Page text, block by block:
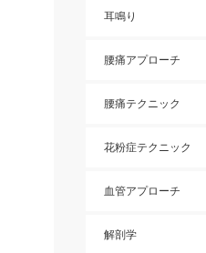
耳鳴り
腰痛アプローチ
腰痛テクニック
花粉症テクニック
血管アプローチ
解剖学